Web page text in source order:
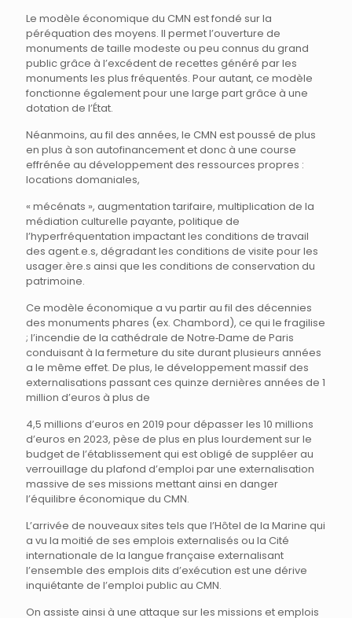
Le modèle économique du CMN est fondé sur la
péréquation des moyens. Il permet l’ouverture de
monuments de taille modeste ou peu connus du grand
public grâce à l’excédent de recettes généré par les
monuments les plus fréquentés. Pour autant, ce modèle
fonctionne également pour une large part grâce à une
dotation de l’État.
Néanmoins, au fil des années, le CMN est poussé de plus
en plus à son autofinancement et donc à une course
effrénée au développement des ressources propres :
locations domaniales,
« mécénats », augmentation tarifaire, multiplication de la
médiation culturelle payante, politique de
l’hyperfréquentation impactant les conditions de travail
des agent.e.s, dégradant les conditions de visite pour les
usager.ère.s ainsi que les conditions de conservation du
patrimoine.
Ce modèle économique a vu partir au fil des décennies
des monuments phares (ex. Chambord), ce qui le fragilise
; l’incendie de la cathédrale de Notre‐Dame de Paris
conduisant à la fermeture du site durant plusieurs années
a le même effet. De plus, le développement massif des
externalisations passant ces quinze dernières années de 1
million d’euros à plus de
4,5 millions d’euros en 2019 pour dépasser les 10 millions
d’euros en 2023, pèse de plus en plus lourdement sur le
budget de l’établissement qui est obligé de suppléer au
verrouillage du plafond d’emploi par une externalisation
massive de ses missions mettant ainsi en danger
l’équilibre économique du CMN.
L’arrivée de nouveaux sites tels que l’Hôtel de la Marine qui
a vu la moitié de ses emplois externalisés ou la Cité
internationale de la langue française externalisant
l’ensemble des emplois dits d’exécution est une dérive
inquiétante de l’emploi public au CMN.
On assiste ainsi à une attaque sur les missions et emplois